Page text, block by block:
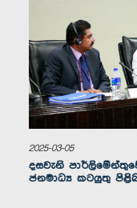
ගරු (වෛද්‍ය)
2025-03-05
දසවැනි
ජනමාධ්‍ය කටයුතු